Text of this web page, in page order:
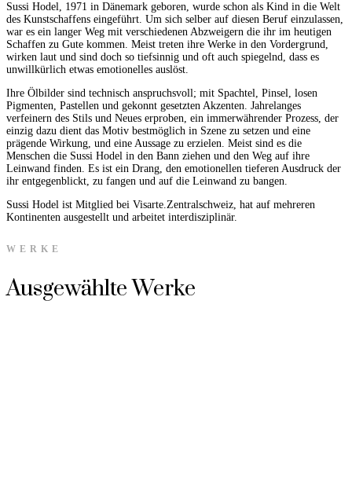
Sussi Hodel, 1971 in Dänemark geboren, wurde schon als Kind in die Welt
des Kunstschaffens eingeführt. Um sich selber auf diesen Beruf einzulassen,
war es ein langer Weg mit verschiedenen Abzweigern die ihr im heutigen
Schaffen zu Gute kommen. Meist treten ihre Werke in den Vordergrund,
wirken laut und sind doch so tiefsinnig und oft auch spiegelnd, dass es
unwillkürlich etwas emotionelles auslöst.
Ihre Ölbilder sind technisch anspruchsvoll; mit Spachtel, Pinsel, losen
Pigmenten, Pastellen und gekonnt gesetzten Akzenten. Jahrelanges
verfeinern des Stils und Neues erproben, ein immerwährender Prozess, der
einzig dazu dient das Motiv bestmöglich in Szene zu setzen und eine
prägende Wirkung, und eine Aussage zu erzielen. Meist sind es die
Menschen die Sussi Hodel in den Bann ziehen und den Weg auf ihre
Leinwand finden. Es ist ein Drang, den emotionellen tieferen Ausdruck der
ihr entgegenblickt, zu fangen und auf die Leinwand zu bangen.
Sussi Hodel ist Mitglied bei Visarte.Zentralschweiz, hat auf mehreren
Kontinenten ausgestellt und arbeitet interdisziplinär.
WERKE
Ausgewählte Werke